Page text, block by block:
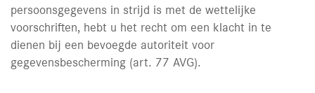
persoonsgegevens in strijd is met de wettelijke
voorschriften, hebt u het recht om een klacht in te
dienen bij een bevoegde autoriteit voor
gegevensbescherming (art. 77 AVG).